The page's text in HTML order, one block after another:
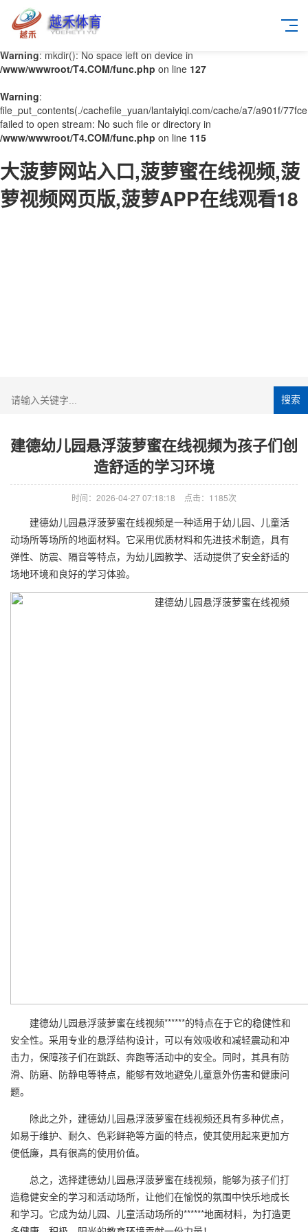
Warning: mkdir(): No space left on device in
/www/wwwroot/T4.COM/func.php on line 127
Warning:
file_put_contents(./cachefile_yuan/lantaiyiqi.com/cache/a7/a901f/
failed to open stream: No such file or directory in
/www/wwwroot/T4.COM/func.php on line 115
大菠萝网站入口,菠萝蜜在线视频,菠
萝视频网页版,菠萝APP在线观看18
搜索
建德幼儿园悬浮菠萝蜜在线视频为孩子们创
造舒适的学习环境
时间：2026-04-27 07:18:18 点击：1185次
建德幼儿园悬浮菠萝蜜在线视频是一种适用于幼儿园、儿童活
动场所等场所的地面材料。它采用优质材料和先进技术制造，具有
弹性、防震、隔音等特点，为幼儿园教学、活动提供了安全舒适的
场地环境和良好的学习体验。
建德幼儿园悬浮菠萝蜜在线视频******的特点在于它的稳健性和
安全性。采用专业的悬浮结构设计，可以有效吸收和减轻震动和冲
击力，保障孩子们在跳跃、奔跑等活动中的安全。同时，其具有防
滑、防磨、防静电等特点，能够有效地避免儿童意外伤害和健康问
题。
除此之外，建德幼儿园悬浮菠萝蜜在线视频还具有多种优点，
如易于维护、耐久、色彩鲜艳等方面的特点，使其使用起来更加方
便低廉，具有很高的使用价值。
总之，选择建德幼儿园悬浮菠萝蜜在线视频，能够为孩子们打
造稳健安全的学习和活动场所，让他们在愉悦的氛围中快乐地成长
和学习。它成为幼儿园、儿童活动场所的******地面材料，为打造更